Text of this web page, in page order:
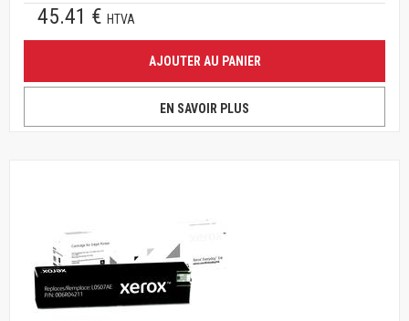
45.41 € HTVA
AJOUTER AU PANIER
EN SAVOIR PLUS